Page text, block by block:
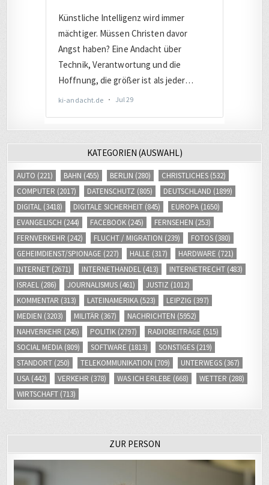
KATEGORIEN (AUSWAHL)
AUTO (221) BAHN (455) BERLIN (280) CHRISTLICHES (532)
COMPUTER (2017) DATENSCHUTZ (805) DEUTSCHLAND (1899)
DIGITAL (3418) DIGITALE SICHERHEIT (845) EUROPA (1650)
EVANGELISCH (244) FACEBOOK (245) FERNSEHEN (253)
FERNVERKEHR (242) FLUCHT / MIGRATION (239) FOTOS (380)
GEHEIMDIENST/SPIONAGE (227) HALLE (317) HARDWARE (721)
INTERNET (2671) INTERNETHANDEL (413) INTERNETRECHT (483)
ISRAEL (286) JOURNALISMUS (461) JUSTIZ (1012)
KOMMENTAR (313) LATEINAMERIKA (523) LEIPZIG (397)
MEDIEN (3203) MILITÄR (367) NACHRICHTEN (5952)
NAHVERKEHR (245) POLITIK (2797) RADIOBEITRÄGE (515)
SOCIAL MEDIA (809) SOFTWARE (1813) SONSTIGES (219)
STANDORT (250) TELEKOMMUNIKATION (709) UNTERWEGS (367)
USA (442) VERKEHR (378) WAS ICH ERLEBE (668) WETTER (288)
WIRTSCHAFT (713)
ZUR PERSON